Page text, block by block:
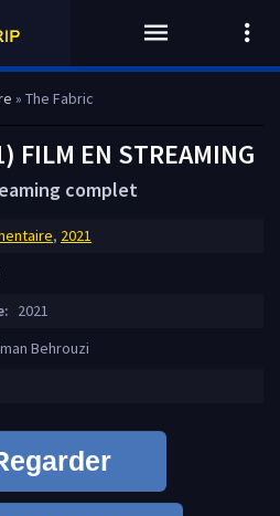
» The Fabric
FILM EN STREAMING
complet
, 2021
2021
Behrouzi